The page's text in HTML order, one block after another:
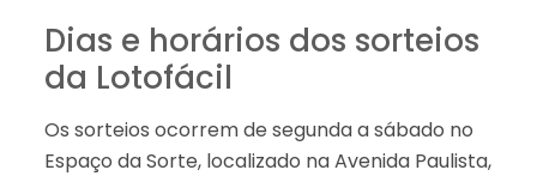
Dias e horários dos sorteios
da Lotofácil
Os sorteios ocorrem de segunda a sábado no
Espaço da Sorte, localizado na Avenida Paulista,